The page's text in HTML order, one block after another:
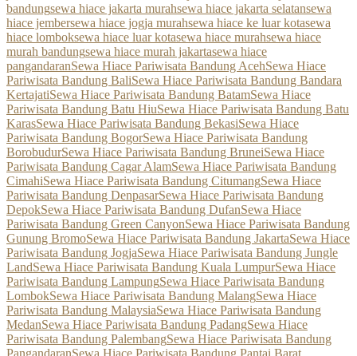
bandungsewa hiace jakarta murahsewa hiace jakarta selatansewa
hiace jembersewa hiace jogja murahsewa hiace ke luar kotasewa
hiace lomboksewa hiace luar kotasewa hiace murahsewa hiace
murah bandungsewa hiace murah jakartasewa hiace
pangandaranSewa Hiace Pariwisata Bandung AcehSewa Hiace
Pariwisata Bandung BaliSewa Hiace Pariwisata Bandung Bandara
KertajatiSewa Hiace Pariwisata Bandung BatamSewa Hiace
Pariwisata Bandung Batu HiuSewa Hiace Pariwisata Bandung Batu
KarasSewa Hiace Pariwisata Bandung BekasiSewa Hiace
Pariwisata Bandung BogorSewa Hiace Pariwisata Bandung
BorobudurSewa Hiace Pariwisata Bandung BruneiSewa Hiace
Pariwisata Bandung Cagar AlamSewa Hiace Pariwisata Bandung
CimahiSewa Hiace Pariwisata Bandung CitumangSewa Hiace
Pariwisata Bandung DenpasarSewa Hiace Pariwisata Bandung
DepokSewa Hiace Pariwisata Bandung DufanSewa Hiace
Pariwisata Bandung Green CanyonSewa Hiace Pariwisata Bandung
Gunung BromoSewa Hiace Pariwisata Bandung JakartaSewa Hiace
Pariwisata Bandung JogjaSewa Hiace Pariwisata Bandung Jungle
LandSewa Hiace Pariwisata Bandung Kuala LumpurSewa Hiace
Pariwisata Bandung LampungSewa Hiace Pariwisata Bandung
LombokSewa Hiace Pariwisata Bandung MalangSewa Hiace
Pariwisata Bandung MalaysiaSewa Hiace Pariwisata Bandung
MedanSewa Hiace Pariwisata Bandung PadangSewa Hiace
Pariwisata Bandung PalembangSewa Hiace Pariwisata Bandung